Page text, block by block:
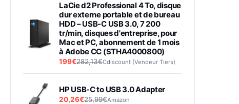
LaCie d2 Professional 4 To, disque
dur externe portable et de bureau
HDD – USB-C USB 3.0, 7 200
tr/min, disques d'entreprise, pour
Mac et PC, abonnement de 1 mois
à Adobe CC (STHA4000800)
199€282,13€Cdiscount (Vendeur Tiers)
HP USB-C to USB 3.0 Adapter
20,26€25,99€Amazon